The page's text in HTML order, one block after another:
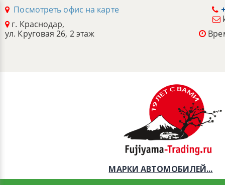
Посмотреть офис на карте
г. Краснодар,
ул. Круговая 26, 2 этаж
МАРКИ АВТОМОБИЛЕЙ...